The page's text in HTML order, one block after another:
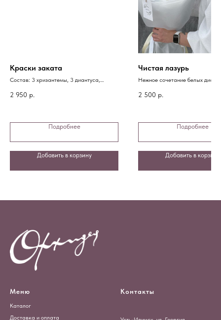
Краски заката
Состав: 3 хризантемы, 3 диантуса,
2 950 р.
Подробнее
Добавить в корзину
Чистая лазурь
Нежное сочетание белых
2 500 р.
Подробнее
Добавить в корзину
Меню
Каталог
Доставка и оплата
Контакты